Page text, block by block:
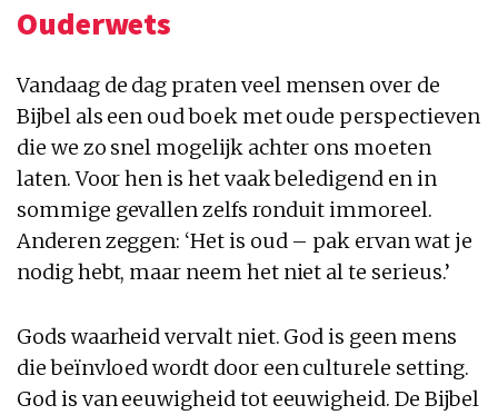
Ouderwets
Vandaag de dag praten veel mensen over de
Bijbel als een oud boek met oude perspectieven
die we zo snel mogelijk achter ons moeten
laten. Voor hen is het vaak beledigend en in
sommige gevallen zelfs ronduit immoreel.
Anderen zeggen: ‘Het is oud – pak ervan wat je
nodig hebt, maar neem het niet al te serieus.’
Gods waarheid vervalt niet. God is geen mens
die beïnvloed wordt door een culturele setting.
God is van eeuwigheid tot eeuwigheid. De Bijbel